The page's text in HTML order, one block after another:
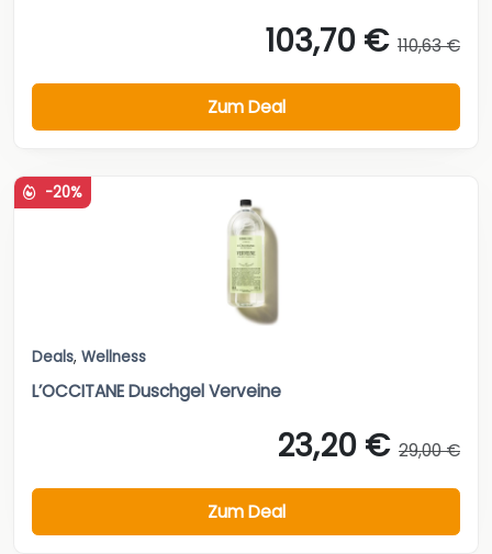
103,70 € 110,63 €
Zum Deal
-20%
Deals, Wellness
L’OCCITANE Duschgel Verveine
23,20 € 29,00 €
Zum Deal